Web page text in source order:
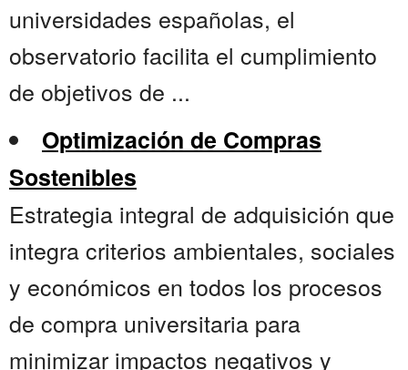
universidades españolas, el
observatorio facilita el cumplimiento
de objetivos de ...
Optimización de Compras
Sostenibles
Estrategia integral de adquisición que
integra criterios ambientales, sociales
y económicos en todos los procesos
de compra universitaria para
minimizar impactos negativos y